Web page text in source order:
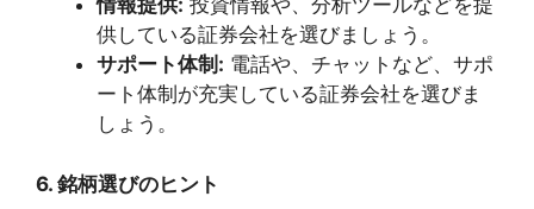
情報提供: 投資情報や、分析ツールなどを提
供している証券会社を選びましょう。
サポート体制: 電話や、チャットなど、サポ
ート体制が充実している証券会社を選びま
しょう。
6. 銘柄選びのヒント